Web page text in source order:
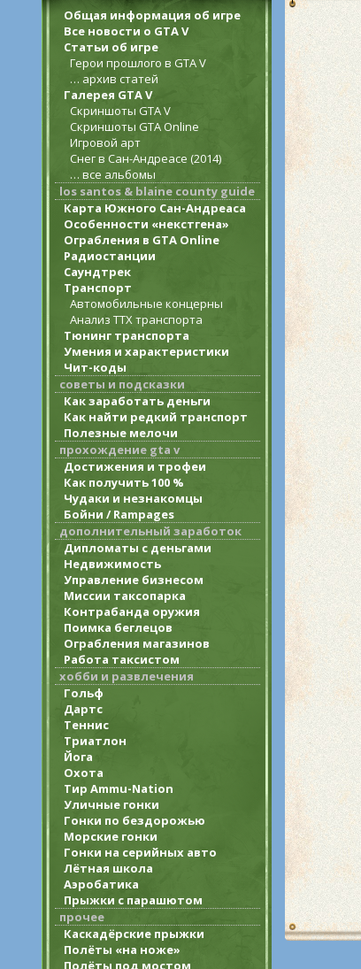
Общая информация об игре
Все новости о GTA V
Статьи об игре
Герои прошлого в GTA V
… архив статей
Галерея GTA V
Скриншоты GTA V
Скриншоты GTA Online
Игровой арт
Снег в Сан-Андреасе (2014)
… все альбомы
los santos & blaine county guide
Карта Южного Сан-Андреаса
Особенности «некстгена»
Ограбления в GTA Online
Радиостанции
Саундтрек
Транспорт
Автомобильные концерны
Анализ ТТХ транспорта
Тюнинг транспорта
Умения и характеристики
Чит-коды
советы и подсказки
Как заработать деньги
Как найти редкий транспорт
Полезные мелочи
прохождение gta v
Достижения и трофеи
Как получить 100 %
Чудаки и незнакомцы
Бойни / Rampages
дополнительный заработок
Дипломаты с деньгами
Недвижимость
Управление бизнесом
Миссии таксопарка
Контрабанда оружия
Поимка беглецов
Ограбления магазинов
Работа таксистом
хобби и развлечения
Гольф
Дартс
Теннис
Триатлон
Йога
Охота
Тир Ammu-Nation
Уличные гонки
Гонки по бездорожью
Морские гонки
Гонки на серийных авто
Лётная школа
Аэробатика
Прыжки с парашютом
прочее
Каскадёрские прыжки
Полёты «на ноже»
Полёты под мостом